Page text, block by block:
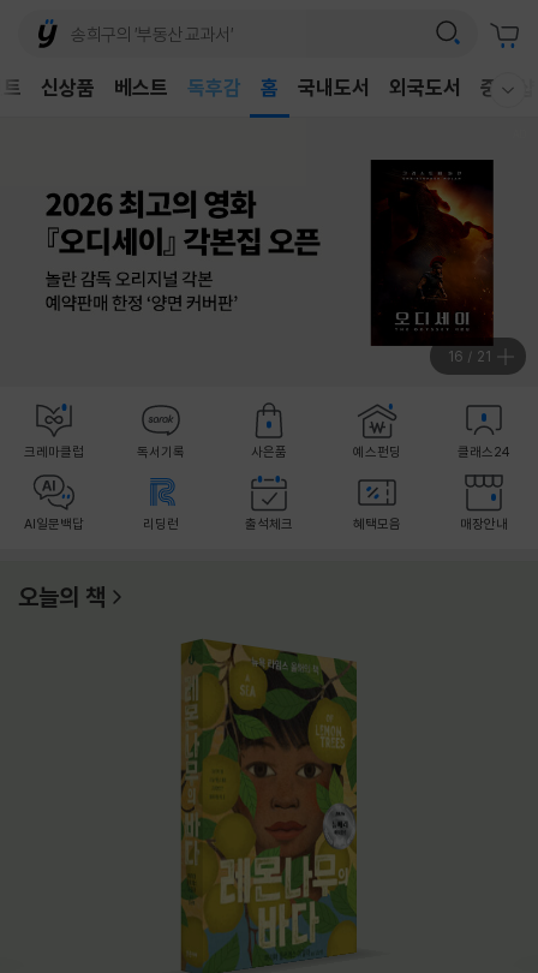
신상품 베스트
어린이
어린이
홈 국내도서 외국도서 중고샵
17 / 21
크레마클럽 독서기록 사은품 예스펀딩 클래스24
AI일문백답 리딩런 출석체크 혜택모음 매장안내
오늘의 책